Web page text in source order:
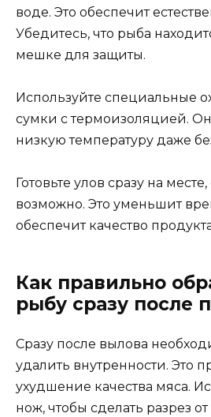
воде. Это обеспечит
Убедитесь, что рыба
мешке для защиты.
Используйте специальные
сумки с термоизоляцией.
низкую температуру даже
Готовьте улов сразу на
возможно. Это уменьшит
обеспечит качество
Как правильно
рыбу сразу после
Сразу после вылова
удалить внутренности. Это
ухудшение качества мяса.
нож, чтобы сделать разрез